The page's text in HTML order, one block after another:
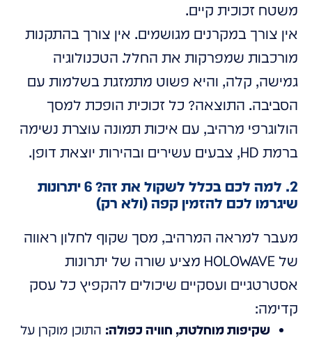
משטח זכוכית קיים.
אין צורך במקרנים מגושמים. אין צורך בהתקנות
מורכבות שמפרקות את החלל. הטכנולוגיה
גמישה, קלה, והיא פשוט מתמזגת בשלמות עם
הסביבה. התוצאה? כל זכוכית הופכת למסך
הולוגרפי מרהיב, עם איכות תמונה עוצרת נשימה
ברמת HD, צבעים עשירים ובהירות יוצאת דופן.
2. למה לכם בכלל לשקול את זה? 6 יתרונות
שיגרמו לכם להזמין קפה (ולא רק)
מעבר למראה המרהיב, מסך שקוף לחלון ראווה
של HOLOWAVE מציע שורה של יתרונות
אסטרטגיים ועסקיים שיכולים להקפיץ כל עסק
קדימה:
שקיפות מוחלטת, חוויה כפולה: התוכן מוקרן על